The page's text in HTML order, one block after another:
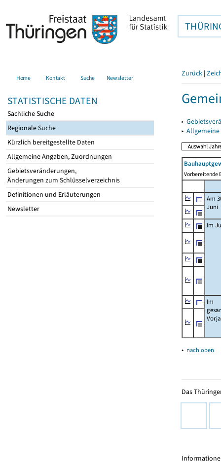
Home Kontakt Suche Newsletter
STATISTISCHE DATEN
Sachliche Suche
Regionale Suche
Kürzlich bereitgestellte Daten
Allgemeine Angaben, Zuordnungen
Gebietsveränderungen,
Änderungen zum Schlüsselverzeichnis
Definitionen und Erläuterungen
Newsletter
Zurück |
▸
▸
Vorbereitende
Am
Juni
Im
Im
▴ nach oben
Das